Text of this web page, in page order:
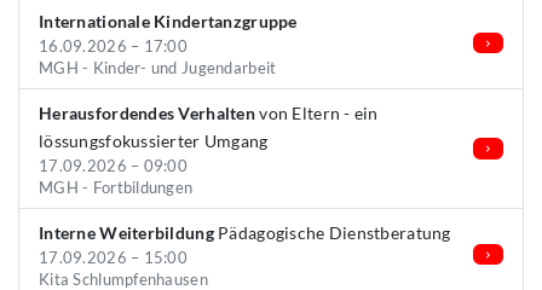
Internationale Kindertanzgruppe
16.09.2026 – 17:00
MGH - Kinder- und Jugendarbeit
Herausfordendes Verhaltenvon Eltern - ein
lössungsfokussierter Umgang
17.09.2026 – 09:00
MGH - Fortbildungen
Interne WeiterbildungPädagogische Dienstberatung
17.09.2026 – 15:00
Kita Schlumpfenhausen